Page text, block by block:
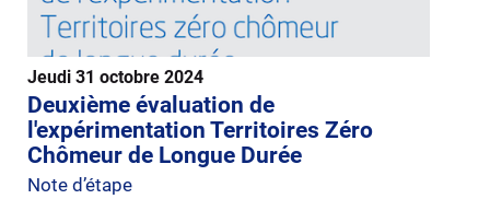
Jeudi 31 octobre 2024
Deuxième évaluation de
l'expérimentation Territoires Zéro
Chômeur de Longue Durée
Note d’étape